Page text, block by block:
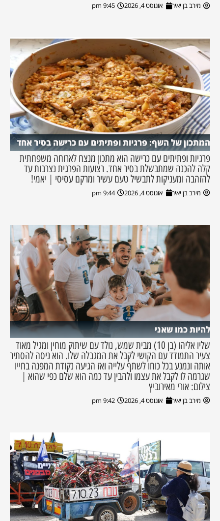
מירב בן יאיר אוגוסט 4, 2026 9:45 pm
המתכון של השף: פרגיות ופתיתים עם כרישה בסיר אחד
פרגיות ופתיתים עם כרישה הוא מתכון מנצח לארוחה משפחתית
קלה להכנה שמתבשלת בסיר אחד. רצועות הפרגית נצרבות עד
להזהבה ומעניקות לתבשיל טעם עשיר ומרקם עסיסי | יאמי!
מירב בן יאיר אוגוסט 4, 2026 9:44 pm
להיות כמו שאני
שליו אליהו (בן 10) מבית שמש, נולד עם שיתוק מוחין ומגיל מאוד
צעיר התמודד עם הקושי לקבל את המגבלה שלו. הוא ניסה להסתיר
אותה ונמנע בכל כוחו לשתף עלייה ואז הגיעה נקודת המפנה בחייו
שגרמה לו לקבל את עצמו ולהבין עד כמה הוא שלם כפי שהוא |
צילום: אורי מאירוביץ
מירב בן יאיר אוגוסט 4, 2026 9:42 pm